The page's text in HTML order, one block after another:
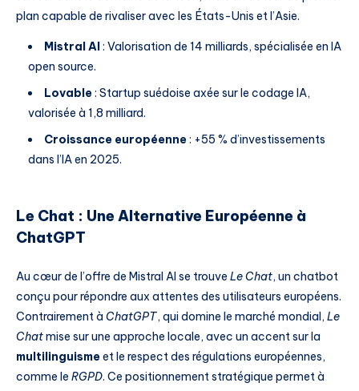
plan capable de rivaliser avec les États-Unis et l’Asie.
Mistral AI: Valorisation de 14 milliards, spécialisée en IA
open source.
Lovable: Startup suédoise axée sur le codage IA,
valorisée à 1,8 milliard.
Croissance européenne: +55 % d’investissements
dans l’IA en 2025.
Le Chat : Une Alternative Européenne à
ChatGPT
Au cœur de l’offre de Mistral AI se trouve Le Chat, un chatbot
conçu pour répondre aux attentes des utilisateurs européens.
Contrairement à ChatGPT, qui domine le marché mondial, Le
Chatmise sur une approche locale, avec un accent sur la
multilinguismeet le respect des régulations européennes,
comme le RGPD. Ce positionnement stratégique permet à